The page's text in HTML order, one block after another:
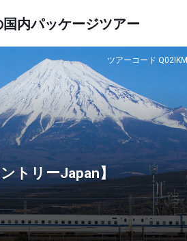
内パッケージツアー
ツアーコード Q02IKM
トリーJapan】